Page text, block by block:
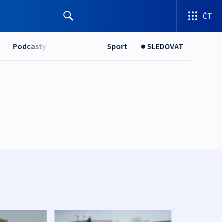
ČT
Podcasty Sport SLEDOVAT